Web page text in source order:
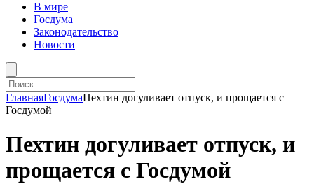
В мире
Госдума
Законодательство
Новости
ГлавнаяГосдумаПехтин догуливает отпуск, и прощается с
Госдумой
Пехтин догуливает отпуск, и
прощается с Госдумой